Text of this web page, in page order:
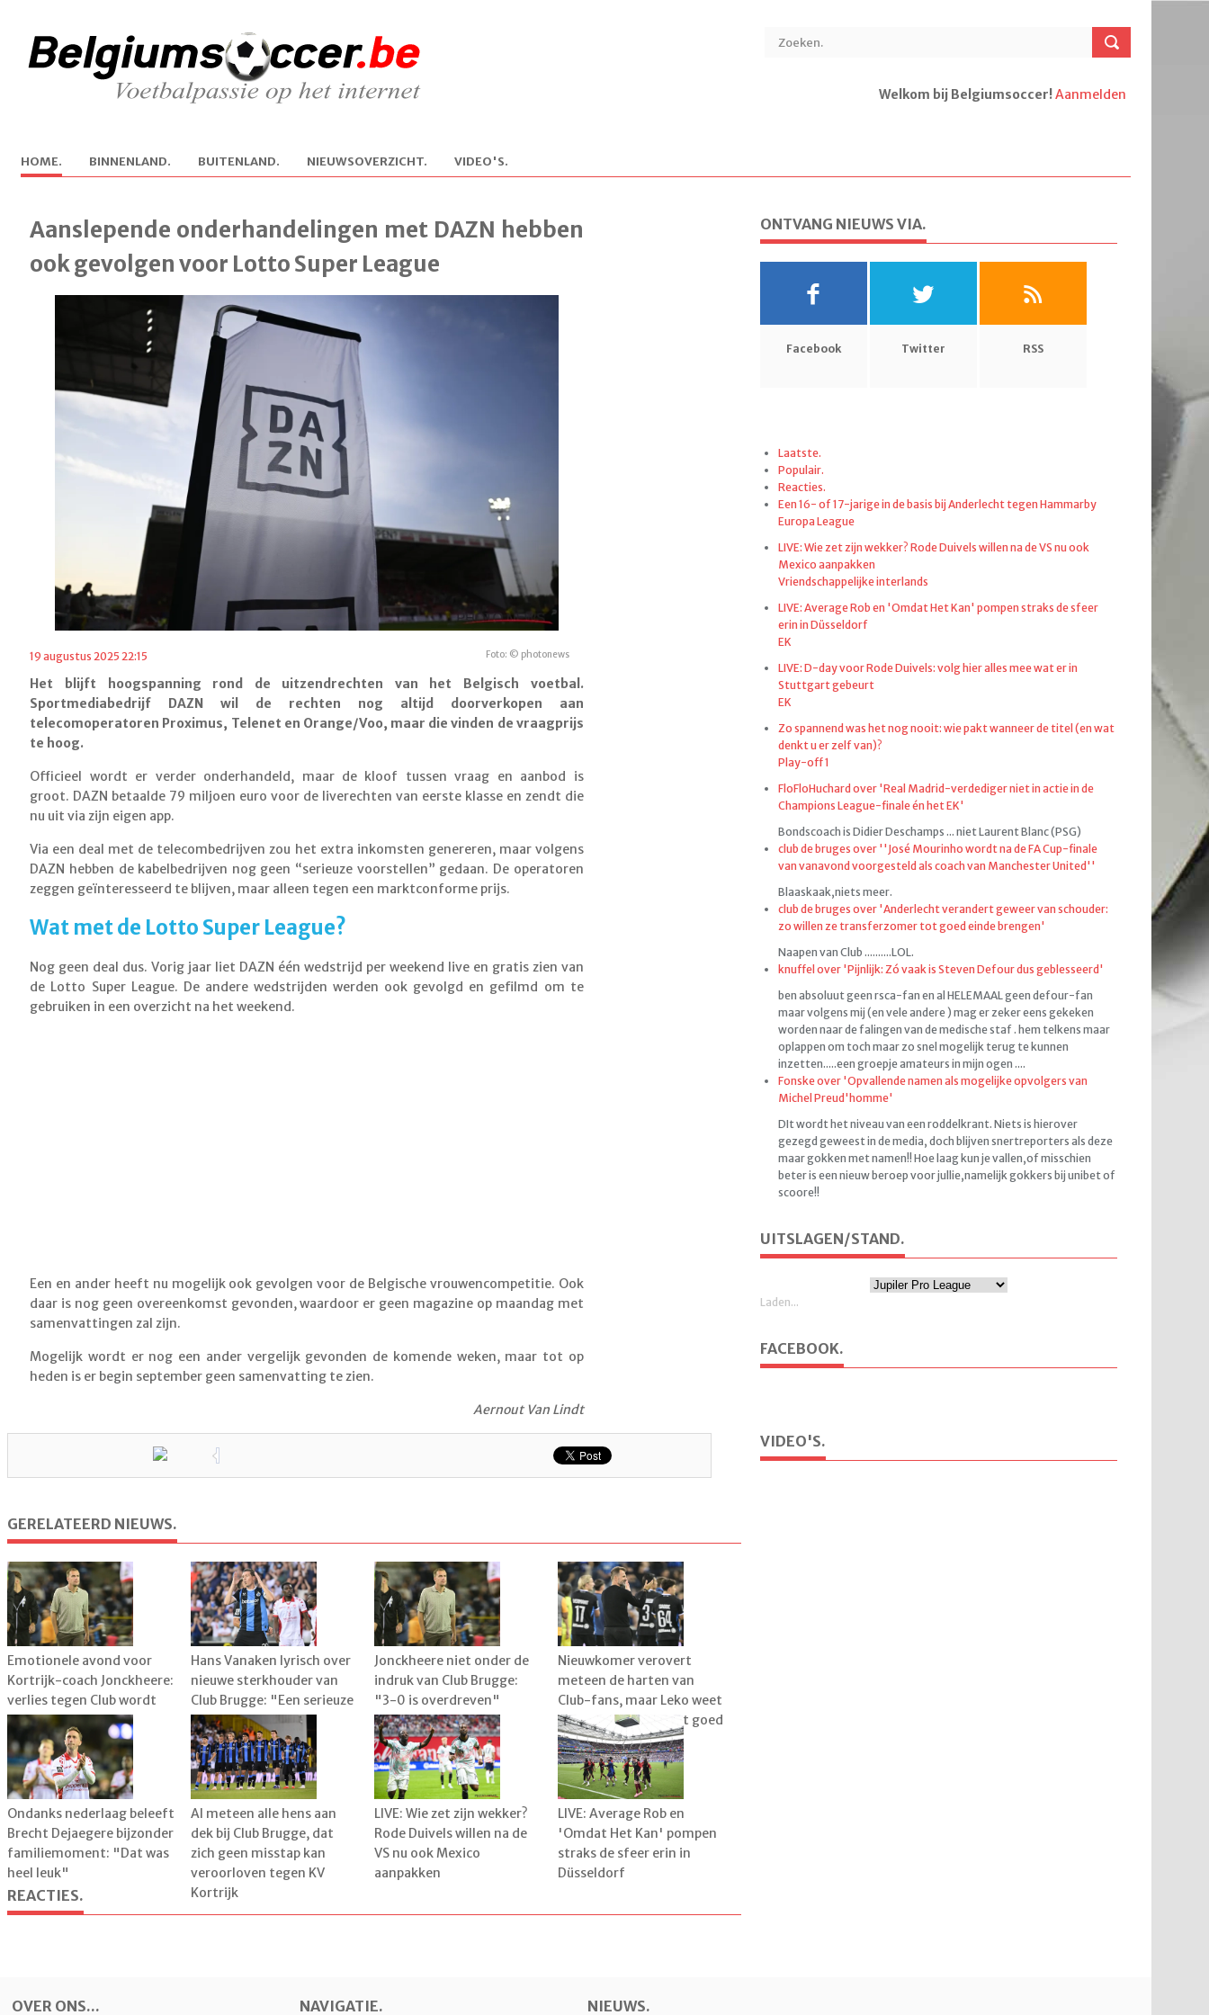
Welkom bij Belgiumsoccer!Aanmelden
HOME. BINNENLAND. BUITENLAND. NIEUWSOVERZICHT. VIDEO'S.
Aanslepende onderhandelingen met DAZN hebben
ook gevolgen voor Lotto Super League
Foto: © photonews
19 augustus 2025 22:15
Het blijft hoogspanning rond de uitzendrechten van het Belgisch voetbal.
Sportmediabedrijf DAZN wil de rechten nog altijd doorverkopen aan
telecomoperatoren Proximus, Telenet en Orange/Voo, maar die vinden de vraagprijs
te hoog.
Officieel wordt er verder onderhandeld, maar de kloof tussen vraag en aanbod is
groot. DAZN betaalde 79 miljoen euro voor de live­rechten van eerste klasse en zendt die
nu uit via zijn eigen app.
Via een deal met de telecombedrijven zou het extra inkomsten genereren, maar volgens
DAZN hebben de kabelbedrijven nog geen “serieuze voorstellen” gedaan. De operatoren
zeggen geïnteresseerd te blijven, maar alleen tegen een marktconforme prijs.
Wat met de Lotto Super League?
Nog geen deal dus. Vorig jaar liet DAZN één wedstrijd per weekend live en gratis zien van
de Lotto Super League. De andere wedstrijden werden ook gevolgd en gefilmd om te
gebruiken in een overzicht na het weekend.
Een en ander heeft nu mogelijk ook gevolgen voor de Belgische vrouwencompetitie. Ook
daar is nog geen overeenkomst gevonden, waardoor er geen magazine op maandag met
samenvattingen zal zijn.
Mogelijk wordt er nog een ander vergelijk gevonden de komende weken, maar tot op
heden is er begin september geen samenvatting te zien.
Aernout Van Lindt
GERELATEERD NIEUWS.
Emotionele avond voor
Kortrijk-coach Jonckheere:
verlies tegen Club wordt
plots bijzaak
Hans Vanaken lyrisch over
nieuwe sterkhouder van
Club Brugge: "Een serieuze
meerwaarde"
Jonckheere niet onder de
indruk van Club Brugge:
"3-0 is overdreven"
Nieuwkomer verovert
meteen de harten van
Club-fans, maar Leko weet
wanneer het pas echt goed
zit
Ondanks nederlaag beleeft
Brecht Dejaegere bijzonder
familiemoment: "Dat was
heel leuk"
Al meteen alle hens aan
dek bij Club Brugge, dat
zich geen misstap kan
veroorloven tegen KV
Kortrijk
LIVE: Wie zet zijn wekker?
Rode Duivels willen na de
VS nu ook Mexico
aanpakken
LIVE: Average Rob en
'Omdat Het Kan' pompen
straks de sfeer erin in
Düsseldorf
REACTIES.
ONTVANG NIEUWS VIA.
Facebook Twitter RSS
Laatste.
Populair.
Reacties.
Een 16- of 17-jarige in de basis bij Anderlecht tegen Hammarby
Europa League
LIVE: Wie zet zijn wekker? Rode Duivels willen na de VS nu ook
Mexico aanpakken
Vriendschappelijke interlands
LIVE: Average Rob en 'Omdat Het Kan' pompen straks de sfeer
erin in Düsseldorf
EK
LIVE: D-day voor Rode Duivels: volg hier alles mee wat er in
Stuttgart gebeurt
EK
Zo spannend was het nog nooit: wie pakt wanneer de titel (en wat
denkt u er zelf van)?
Play-off 1
FloFloHuchard over 'Real Madrid-verdediger niet in actie in de
Champions League-finale én het EK'
Bondscoach is Didier Deschamps ... niet Laurent Blanc (PSG)
club de bruges over ''José Mourinho wordt na de FA Cup-finale
van vanavond voorgesteld als coach van Manchester United''
Blaaskaak,niets meer.
club de bruges over 'Anderlecht verandert geweer van schouder:
zo willen ze transferzomer tot goed einde brengen'
Naapen van Club ..........LOL.
knuffel over 'Pijnlijk: Zó vaak is Steven Defour dus geblesseerd'
ben absoluut geen rsca-fan en al HELEMAAL geen defour-fan
maar volgens mij (en vele andere ) mag er zeker eens gekeken
worden naar de falingen van de medische staf . hem telkens maar
oplappen om toch maar zo snel mogelijk terug te kunnen
inzetten.....een groepje amateurs in mijn ogen ....
Fonske over 'Opvallende namen als mogelijke opvolgers van
Michel Preud'homme'
DIt wordt het niveau van een roddelkrant. Niets is hierover
gezegd geweest in de media, doch blijven snertreporters als deze
maar gokken met namen!! Hoe laag kun je vallen,of misschien
beter is een nieuw beroep voor jullie,namelijk gokkers bij unibet of
scoore!!
UITSLAGEN/STAND.
Laden...
FACEBOOK.
VIDEO'S.
OVER ONS... NAVIGATIE. NIEUWS.